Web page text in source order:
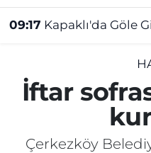
09:17 Kapaklı'da Göle
İftar
Çerkezköy
Gündem
Kültür&Sanat
Manşet
Tekirdağ Namaz
Tekirdağ Trafik
Süper Lig Puan
Tüm Manşetler